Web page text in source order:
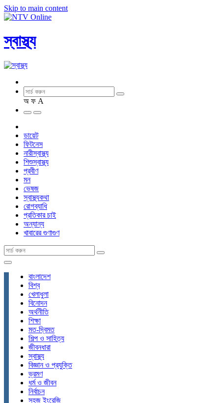
Skip to main content
স্বাস্থ্য
অ ফ A
ডায়েট
ফিটনেস
নারীস্বাস্থ্য
শিশুস্বাস্থ্য
প্রবীণ
মন
ভেষজ
স্বাস্থ্যকথা
রোগব্যাধি
প্রতিকার চাই
অন্যান্য
খাবারের গুণাগুণ
বাংলাদেশ
বিশ্ব
খেলাধুলা
বিনোদন
অর্থনীতি
শিক্ষা
মত-দ্বিমত
শিল্প ও সাহিত্য
জীবনধারা
স্বাস্থ্য
বিজ্ঞান ও প্রযুক্তি
ভ্রমণ
ধর্ম ও জীবন
নির্বাচন
সহজ ইংরেজি